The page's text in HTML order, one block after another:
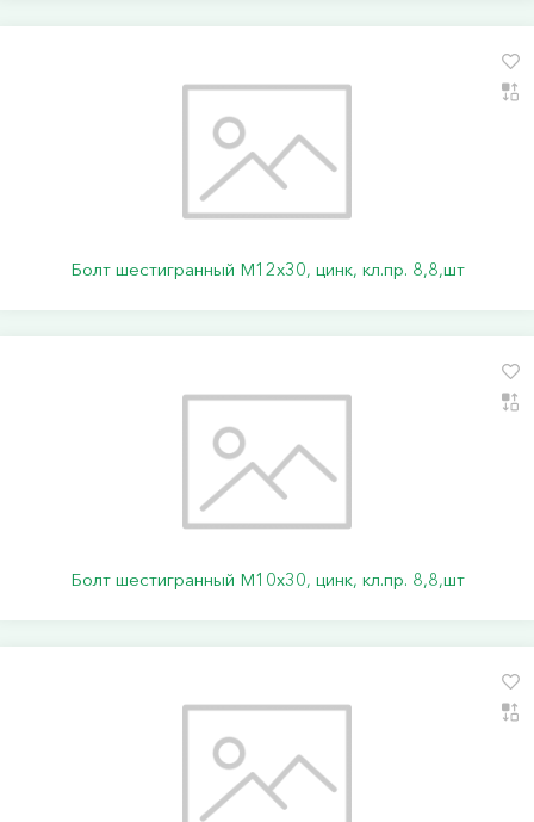
Болт шестигранный М12х30, цинк, кл.пр. 8,8,шт
Болт шестигранный М10х30, цинк, кл.пр. 8,8,шт